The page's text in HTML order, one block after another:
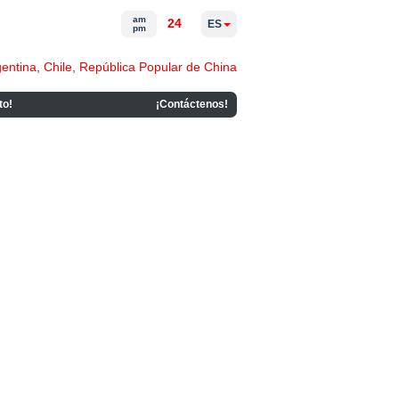
Chile República Popular de China
¡Contáctenos!
am
pm
24 ES